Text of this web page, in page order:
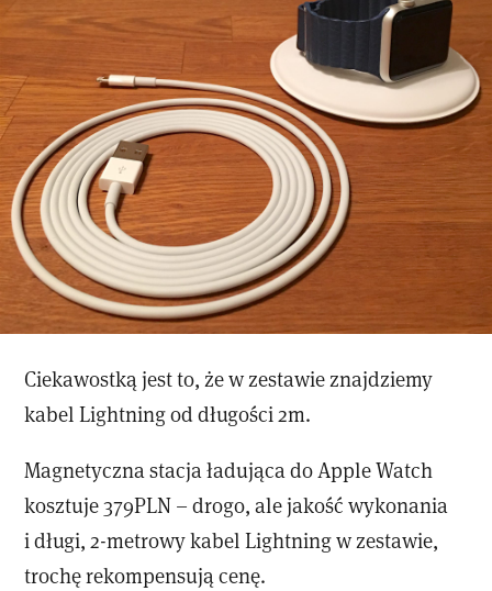
Ciekawostką jest to, że w zestawie znajdziemy
kabel Lightning od długości 2m.
Magnetyczna stacja ładująca do Apple Watch
kosztuje 379PLN – drogo, ale jakość wykonania
i długi, 2-metrowy kabel Lightning w zestawie,
trochę rekompensują cenę.